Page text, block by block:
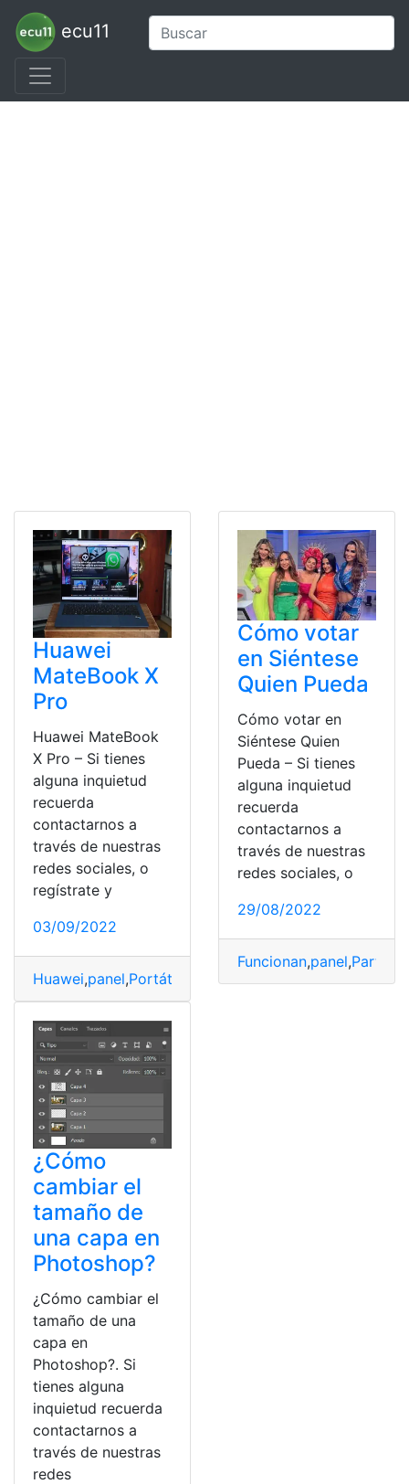
ecu11
Huawei
MateBook X
Pro
Huawei MateBook
X Pro – Si tienes
alguna inquietud
recuerda
contactarnos a
través de nuestras
redes sociales, o
regístrate y
03/09/2022
Huawei,panel,Portátil
Cómo votar
en Siéntese
Quien Pueda
Cómo votar en
Siéntese Quien
Pueda – Si tienes
alguna inquietud
recuerda
contactarnos a
través de nuestras
redes sociales, o
29/08/2022
Funcionan,panel,
¿Cómo
cambiar el
tamaño de
una capa en
Photoshop?
¿Cómo cambiar el
tamaño de una
capa en
Photoshop?. Si
tienes alguna
inquietud recuerda
contactarnos a
través de nuestras
redes